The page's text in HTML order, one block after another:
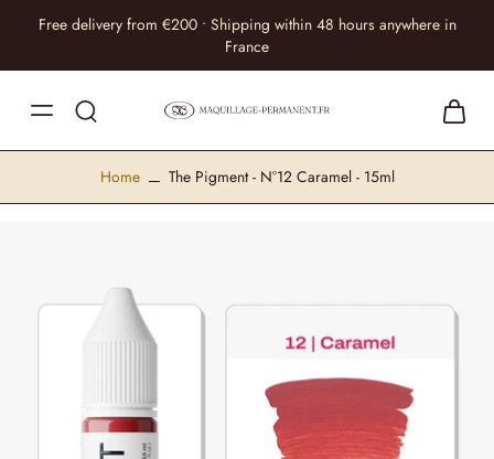
Free delivery from €200 • Shipping within 48 hours anywhere in
France
Home The Pigment - N°12 Caramel - 15ml